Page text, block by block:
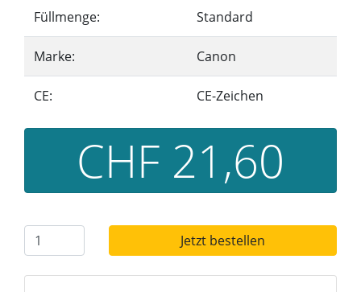
Füllmenge: Standard
Marke: Canon
CE: CE-Zeichen
CHF 21,60
Jetzt bestellen